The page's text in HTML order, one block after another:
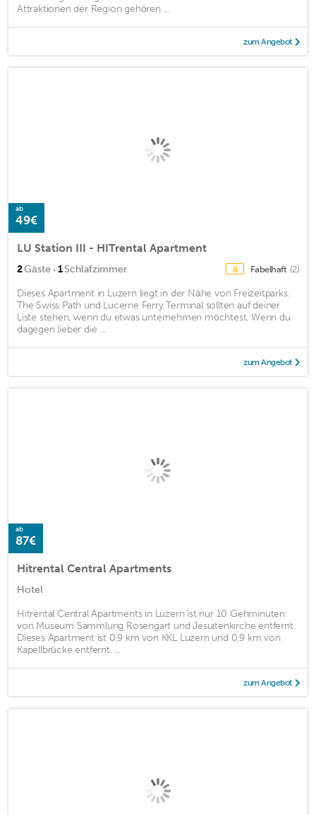
Attraktionen der Region gehören ...
zum Angebot
ab
49€
LU Station III - HITrental Apartment
2Gäste · 1Schlafzimmer 8 Fabelhaft (2)
Dieses Apartment in Luzern liegt in der Nähe von Freizeitparks.
The Swiss Path und Lucerne Ferry Terminal sollten auf deiner
Liste stehen, wenn du etwas unternehmen möchtest. Wenn du
dagegen lieber die ...
zum Angebot
ab
87€
Hitrental Central Apartments
Hotel
Hitrental Central Apartments in Luzern ist nur 10 Gehminuten
von Museum Sammlung Rosengart und Jesuitenkirche entfernt.
Dieses Apartment ist 0,9 km von KKL Luzern und 0,9 km von
Kapellbrücke entfernt. ...
zum Angebot